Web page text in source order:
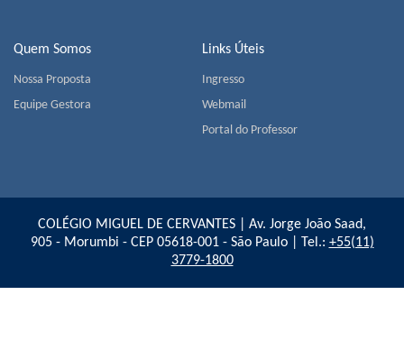
Quem Somos
Nossa Proposta
Equipe Gestora
Links Úteis
Ingresso
Webmail
Portal do Professor
COLÉGIO MIGUEL DE CERVANTES | Av. Jorge João Saad,
905 - Morumbi - CEP 05618-001 - São Paulo | Tel.: +55(11)
3779-1800